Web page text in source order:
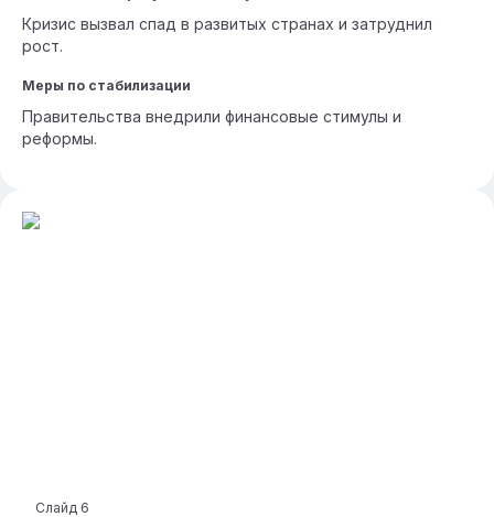
Кризис вызвал спад в развитых странах и затруднил
рост.
Меры по стабилизации
Правительства внедрили финансовые стимулы и
реформы.
Слайд 6